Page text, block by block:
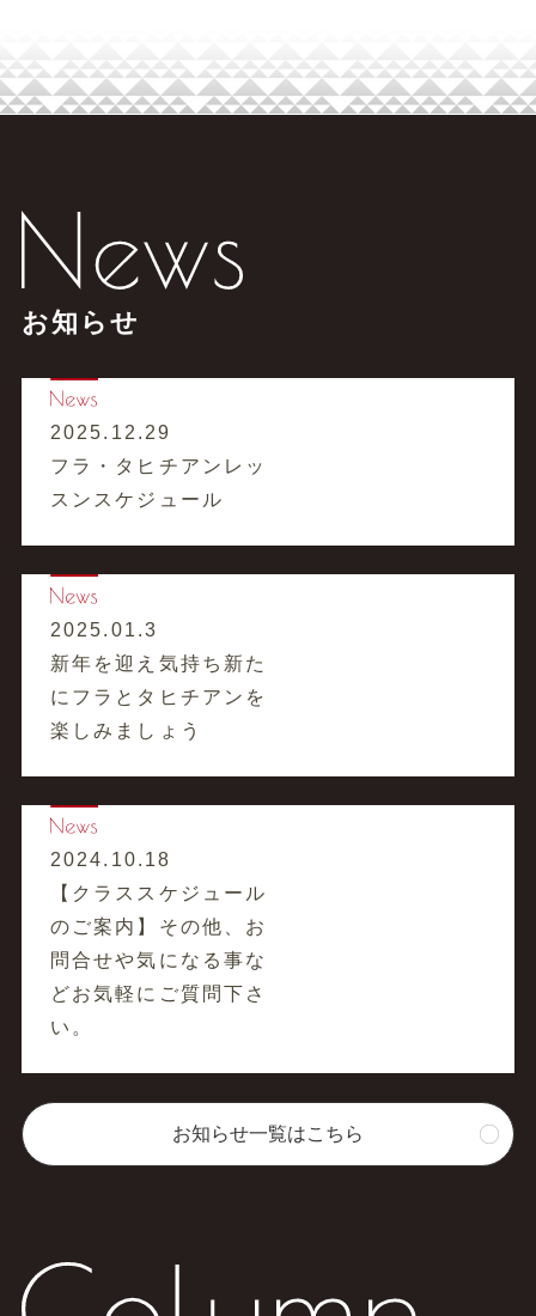
お知らせ
2025.12.29
フラ・タヒチアンレッ
スンスケジュール
2025.01.3
新年を迎え気持ち新た
にフラとタヒチアンを
楽しみましょう
2024.10.18
【クラススケジュール
のご案内】その他、お
問合せや気になる事な
どお気軽にご質問下さ
い。
お知らせ一覧はこちら